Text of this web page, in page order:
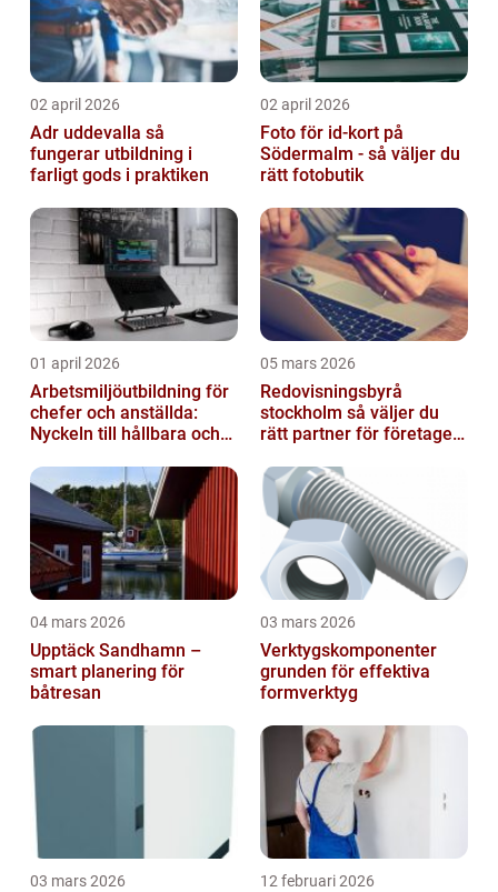
02 april 2026
Adr uddevalla så
fungerar utbildning i
farligt gods i praktiken
02 april 2026
Foto för id-kort på
Södermalm - så väljer du
rätt fotobutik
01 april 2026
Arbetsmiljöutbildning för
chefer och anställda:
Nyckeln till hållbara och
05 mars 2026
Redovisningsbyrå
stockholm så väljer du
rätt partner för företagets
04 mars 2026
Upptäck Sandhamn –
smart planering för
båtresan
03 mars 2026
Verktygskomponenter
grunden för effektiva
formverktyg
03 mars 2026 12 februari 2026